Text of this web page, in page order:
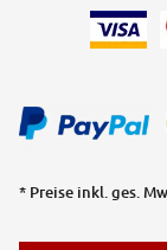
* Preise inkl. ges.